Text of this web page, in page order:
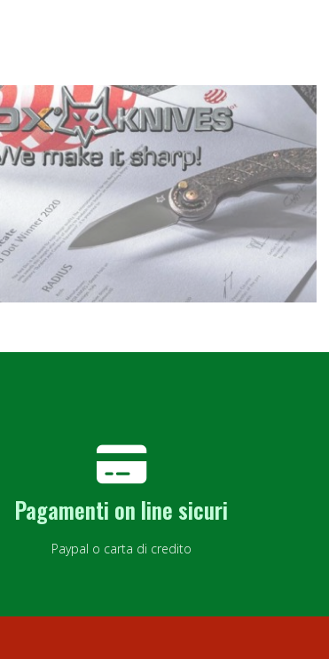
Pagamenti on line sicuri
Paypal o carta di credito